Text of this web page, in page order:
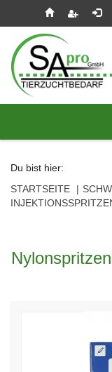
Seitenebreiche:
Du bist hier:
STARTSEITE
Nylonspritzen